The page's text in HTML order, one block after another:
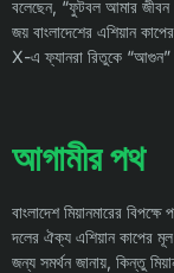
বলেছেন, “ফুটবল আমার
জয় বাংলাদেশের এশিয়ান
X-এ ফ্যানরা রিতুকে “আগুন”
আগামীর পথ
বাংলাদেশ মিয়ানমারের
দলের ঐক্য এশিয়ান কাপের মূল
জন্য সমর্থন জানায়, কিন্তু